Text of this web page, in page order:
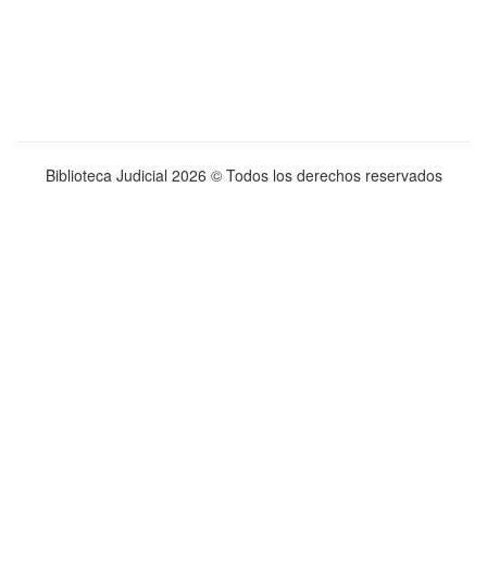
Biblioteca Judicial 2026 © Todos los derechos reservados